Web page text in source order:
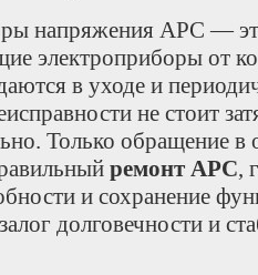
напряжения APC —
электроприборы от
в уходе и
не стоит
Только обращение
ремонт APC,
и сохранение
долговечности и